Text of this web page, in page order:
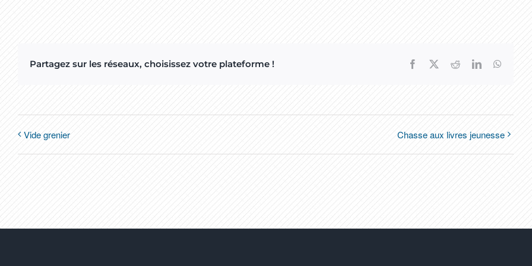
Partagez sur les réseaux, choisissez votre plateforme ! Facebook
X RedditLinkedIn
Vide grenier Chasse aux livres jeunesse